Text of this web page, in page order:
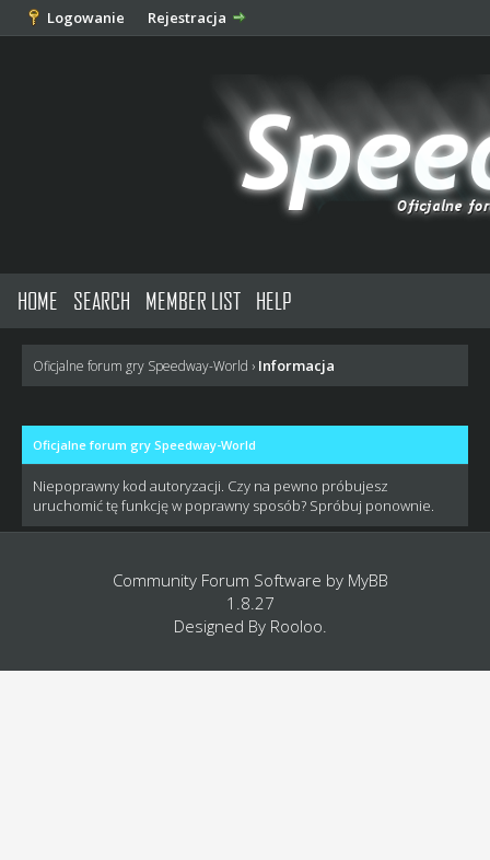
Logowanie Rejestracja
HOME SEARCH MEMBER LIST HELP
Oficjalne forum gry Speedway-World › Informacja
Oficjalne forum gry Speedway-World
Niepoprawny kod autoryzacji. Czy na pewno próbujesz
uruchomić tę funkcję w poprawny sposób? Spróbuj ponownie.
Community Forum Software by MyBB
1.8.27
Designed By Rooloo.